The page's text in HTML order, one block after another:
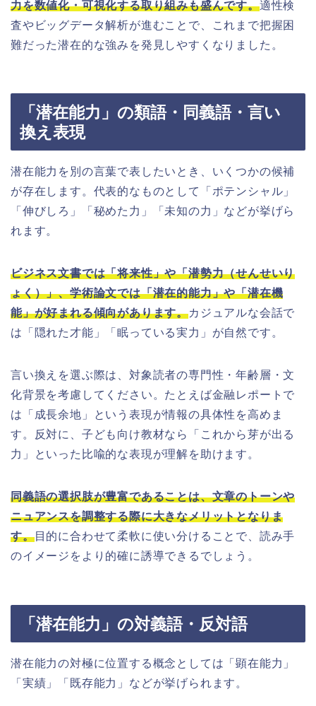
力を数値化・可視化する取り組みも盛んです。適性検
査やビッグデータ解析が進むことで、これまで把握困
難だった潜在的な強みを発見しやすくなりました。
「潜在能力」の類語・同義語・言い
換え表現
潜在能力を別の言葉で表したいとき、いくつかの候補
が存在します。代表的なものとして「ポテンシャル」
「伸びしろ」「秘めた力」「未知の力」などが挙げら
れます。
ビジネス文書では「将来性」や「潜勢力（せんせいり
ょく）」、学術論文では「潜在的能力」や「潜在機
能」が好まれる傾向があります。カジュアルな会話で
は「隠れた才能」「眠っている実力」が自然です。
言い換えを選ぶ際は、対象読者の専門性・年齢層・文
化背景を考慮してください。たとえば金融レポートで
は「成長余地」という表現が情報の具体性を高めま
す。反対に、子ども向け教材なら「これから芽が出る
力」といった比喩的な表現が理解を助けます。
同義語の選択肢が豊富であることは、文章のトーンや
ニュアンスを調整する際に大きなメリットとなりま
す。目的に合わせて柔軟に使い分けることで、読み手
のイメージをより的確に誘導できるでしょう。
「潜在能力」の対義語・反対語
潜在能力の対極に位置する概念としては「顕在能力」
「実績」「既存能力」などが挙げられます。